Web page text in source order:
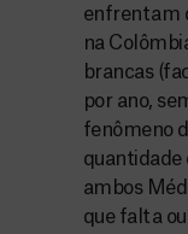
enfrentam
na
brancas
por ano,
fenômeno
quantidade
ambos
que falta